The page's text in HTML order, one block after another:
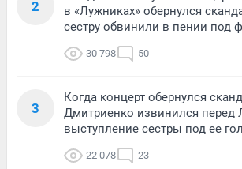
2
в «Лужниках» обернулся
сестру обвинили в пении под
30 798 50
3
Когда концерт обернулся
Дмитриенко извинился перед
выступление сестры под ее
22 078 23